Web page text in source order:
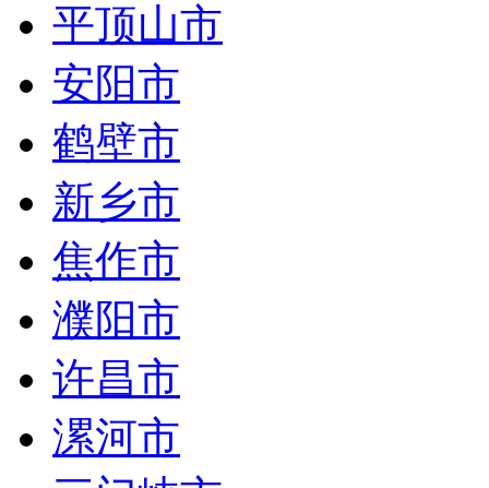
平顶山市
安阳市
鹤壁市
新乡市
焦作市
濮阳市
许昌市
漯河市